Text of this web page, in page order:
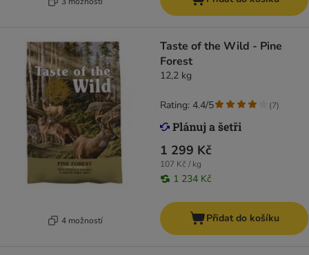
4 možností
Taste of the Wild - Pine
Forest
12,2 kg
1 299 Kč
107 Kč / kg
1 234 Kč
Rating: 4.4/5 (7)
Přidat do košíku